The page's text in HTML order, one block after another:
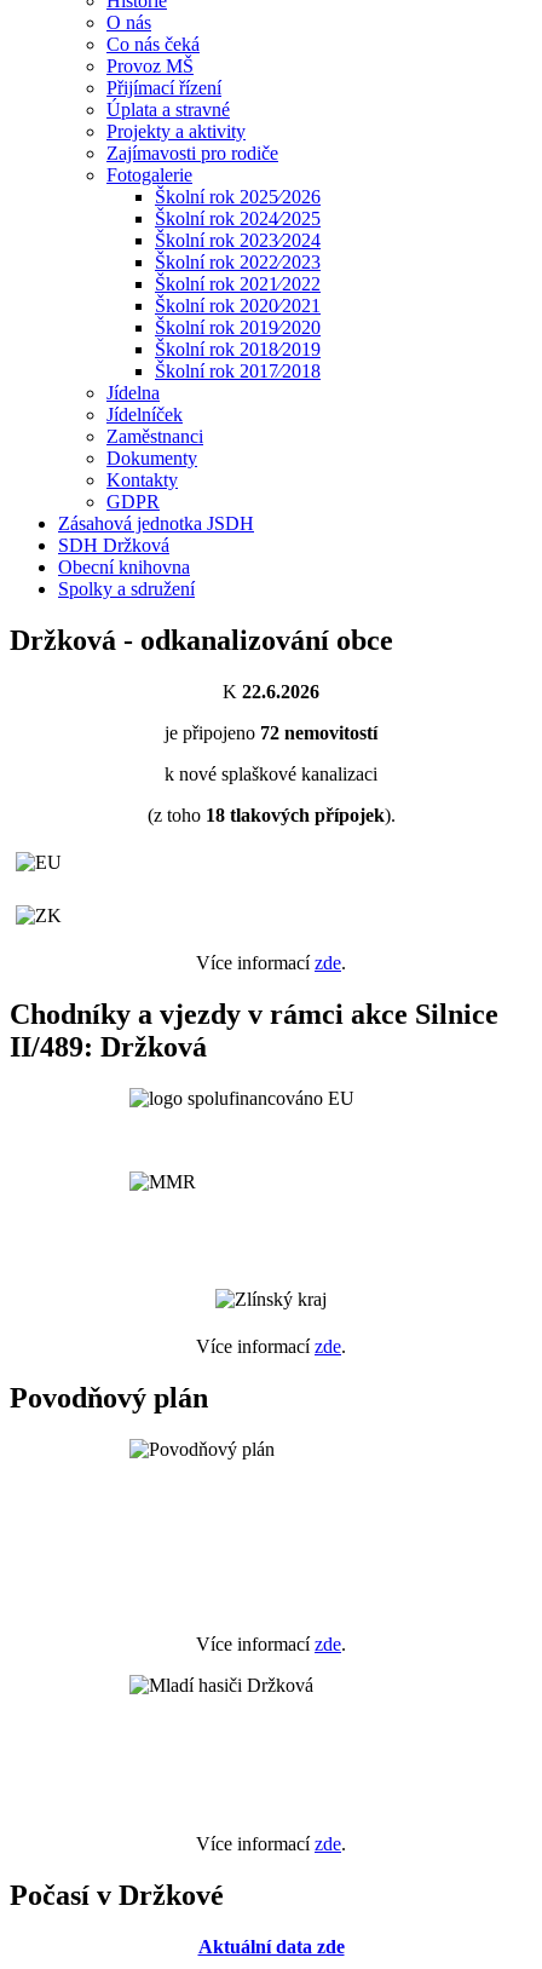
O nás
Co nás čeká
Provoz MŠ
Přijímací řízení
Úplata a stravné
Projekty a aktivity
Zajímavosti pro rodiče
Fotogalerie
Školní rok 2025⁄2026
Školní rok 2024⁄2025
Školní rok 2023⁄2024
Školní rok 2022⁄2023
Školní rok 2021⁄2022
Školní rok 2020⁄2021
Školní rok 2019⁄2020
Školní rok 2018⁄2019
Školní rok 2017⁄2018
Jídelna
Jídelníček
Zaměstnanci
Dokumenty
Kontakty
GDPR
Zásahová jednotka JSDH
SDH Držková
Obecní knihovna
Spolky a sdružení
Držková - odkanalizování obce
K 22.6.2026
je připojeno 72 nemovitostí
k nové splaškové kanalizaci
(z toho 18tlakových přípojek).
Více informacízde.
Chodníky a vjezdy v rámci akce Silnice
II/489: Držková
Více informacízde.
Povodňový plán
Více informacízde.
Více informacízde.
Počasí v Držkové
Aktuální data zde